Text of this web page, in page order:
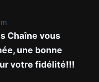
Chaîne vous
une bonne
votre fidélité!!!